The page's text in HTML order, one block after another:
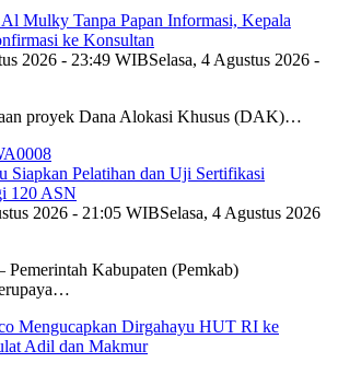
Mulky Tanpa Papan Informasi, Kepala
ke Konsultan
2026 - 23:49 WIBSelasa, 4 Agustus 2026 -
proyek Dana Alokasi Khusus (DAK)…
Siapkan Pelatihan dan Uji Sertifikasi
120 ASN
2026 - 21:05 WIBSelasa, 4 Agustus 2026
Kabupaten (Pemkab)